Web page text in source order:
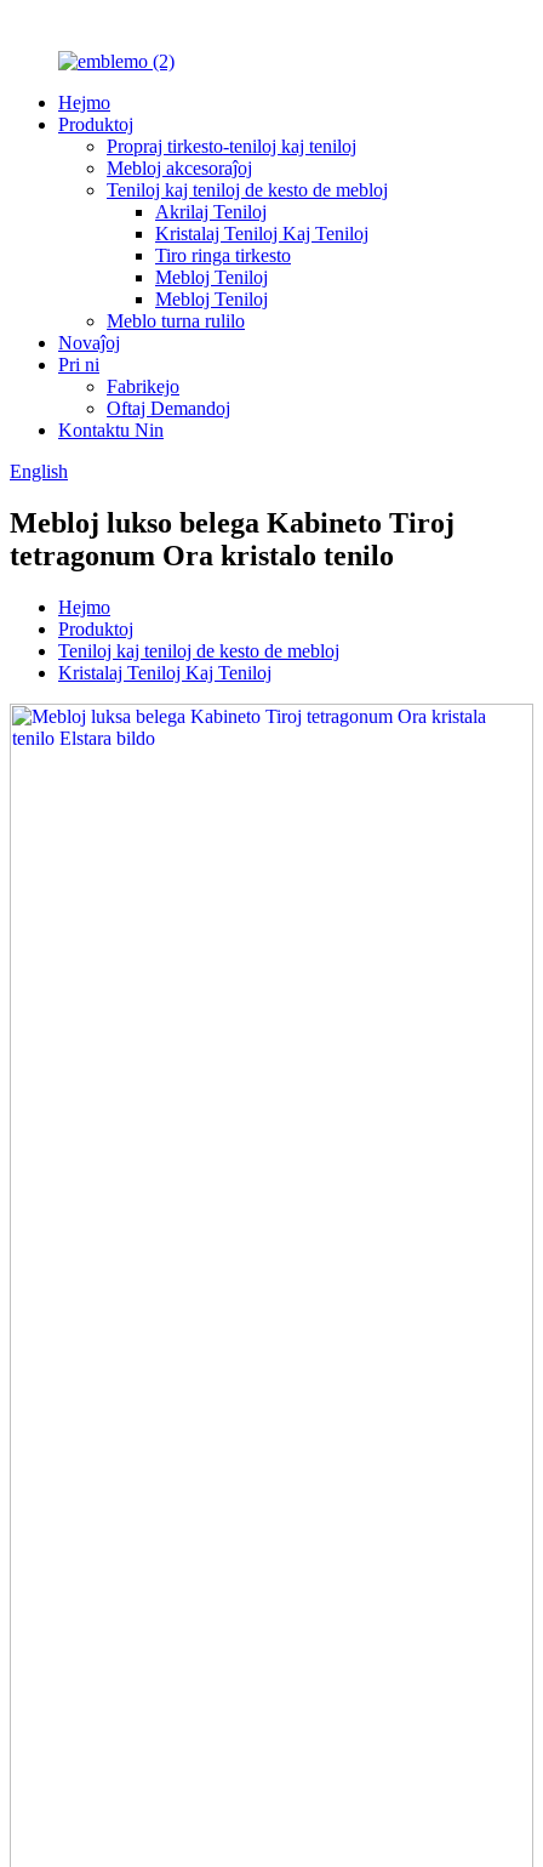
Hejmo
Produktoj
Propraj tirkesto-teniloj kaj teniloj
Mebloj akcesoraĵoj
Teniloj kaj teniloj de kesto de mebloj
Akrilaj Teniloj
Kristalaj Teniloj Kaj Teniloj
Tiro ringa tirkesto
Mebloj Teniloj
Mebloj Teniloj
Meblo turna rulilo
Novaĵoj
Pri ni
Fabrikejo
Oftaj Demandoj
Kontaktu Nin
English
Mebloj lukso belega Kabineto Tiroj
tetragonum Ora kristalo tenilo
Hejmo
Produktoj
Teniloj kaj teniloj de kesto de mebloj
Kristalaj Teniloj Kaj Teniloj